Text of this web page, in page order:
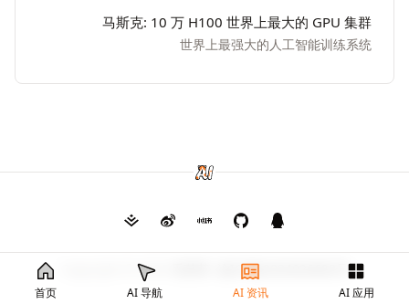
马斯克: 10 万 H100 世界上最大的 GPU 集群
世界上最强大的人工智能训练系统
首页 AI 导航 AI 资讯 AI 应用
Copyright © 2026 渝ICP备2024026682号